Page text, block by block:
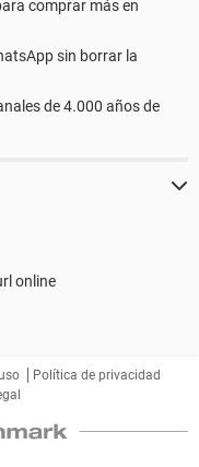
comprar más en
sin borrar la
de 4.000 años de
online
Política de privacidad